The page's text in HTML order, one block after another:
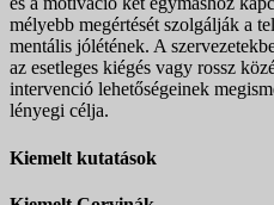
mélyebb megértését szolgálják a
mentális jólétének. A
az esetleges kiégés vagy rossz
intervenció lehetőségeinek
lényegi célja.
Kiemelt kutatások